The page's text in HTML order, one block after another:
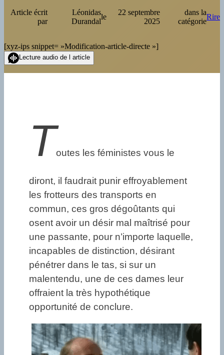
Article écrit
par
Léonidas
Durandal
le
22 septembre
2025
dans la
catégorie
Rire
[xyz-ips snippet= »Modification-article-directe »]
Lecture audio de l article
Toutes les féministes vous le
diront, il faudrait punir effroyablement
les frotteurs des transports en
commun, ces gros dégoûtants qui
osent avoir un désir mal maîtrisé pour
une passante, pour n’importe laquelle,
incapables de distinction, désirant
pénétrer dans le tas, si sur un
malentendu, une de ces dames leur
offraient la très hypothétique
opportunité de conclure.